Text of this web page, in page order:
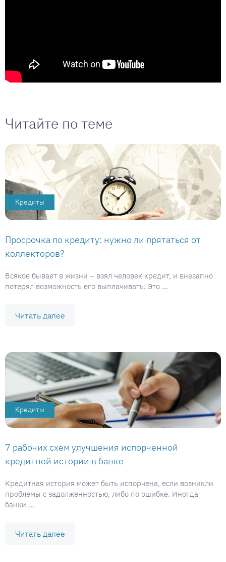
Читайте по теме
Кредиты
Просрочка по кредиту: нужно ли прятаться от
коллекторов?
Всякое бывает в жизни – взял человек кредит, и внезапно
потерял возможность его выплачивать. Это ...
Читать далее
Кредиты
7 рабочих схем улучшения испорченной
кредитной истории в банке
Кредитная история может быть испорчена, если возникли
проблемы с задолженностью, либо по ошибке. Иногда
банки ...
Читать далее